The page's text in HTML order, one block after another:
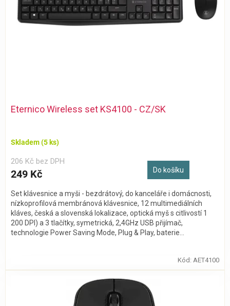
Eternico Wireless set KS4100 - CZ/SK
Skladem(5 ks)
206 Kč bez DPH
249 Kč Do košíku
Set klávesnice a myši - bezdrátový, do kanceláře i domácnosti,
nízkoprofilová membránová klávesnice, 12 multimediálních
kláves, česká a slovenská lokalizace, optická myš s citlivostí 1
200 DPI) a 3 tlačítky, symetrická, 2,4GHz USB přijímač,
technologie Power Saving Mode, Plug & Play, baterie...
Kód: AET4100